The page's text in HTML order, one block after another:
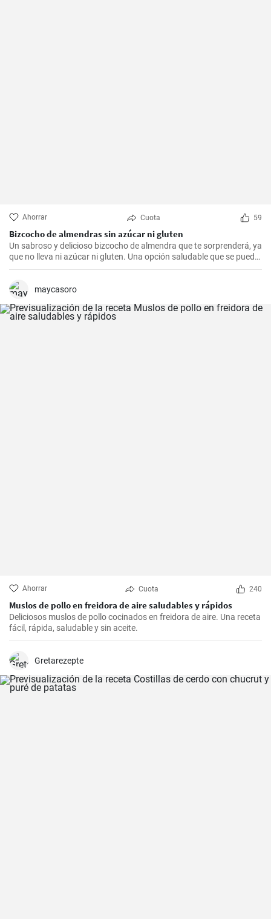
Ahorrar Cuota 59
Bizcocho de almendras sin azúcar ni gluten
Un sabroso y delicioso bizcocho de almendra que te sorprenderá, ya
que no lleva ni azúcar ni gluten. Una opción saludable que se puede
adaptar a muchas personas.
maycasoro
Ahorrar Cuota 240
Muslos de pollo en freidora de aire saludables y rápidos
Deliciosos muslos de pollo cocinados en freidora de aire. Una receta
fácil, rápida, saludable y sin aceite.
Gretarezepte